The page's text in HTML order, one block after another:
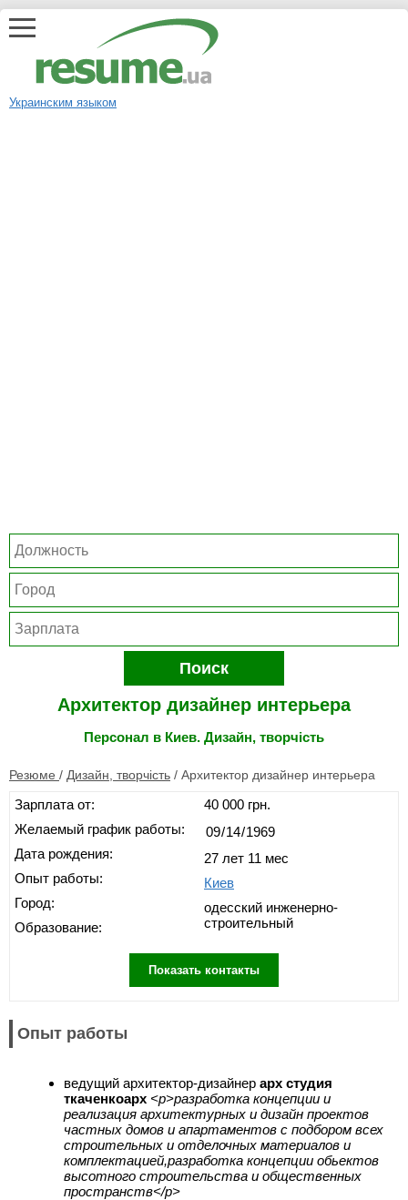
Украинским языком
Поиск
Архитектор дизайнер интерьера
Персонал в Киев. Дизайн, творчість
Резюме / Дизайн, творчість / Архитектор дизайнер интерьера
Зарплата от:
Желаемый график работы:
Дата рождения:
Опыт работы:
Город:
Образование:
40 000 грн.
27 лет 11 мес
Киев
одесский инженерно-
строительный
Показать контакты
Опыт работы
ведущий архитектор-дизайнер арх студия
ткаченкоарх <p>разработка концепции и
реализация архитектурных и дизайн проектов
частных домов и апартаментов с подбором всех
строительных и отделочных материалов и
комплектацией,разработка концепции обьектов
высотного строительства и общественных
пространств</p>